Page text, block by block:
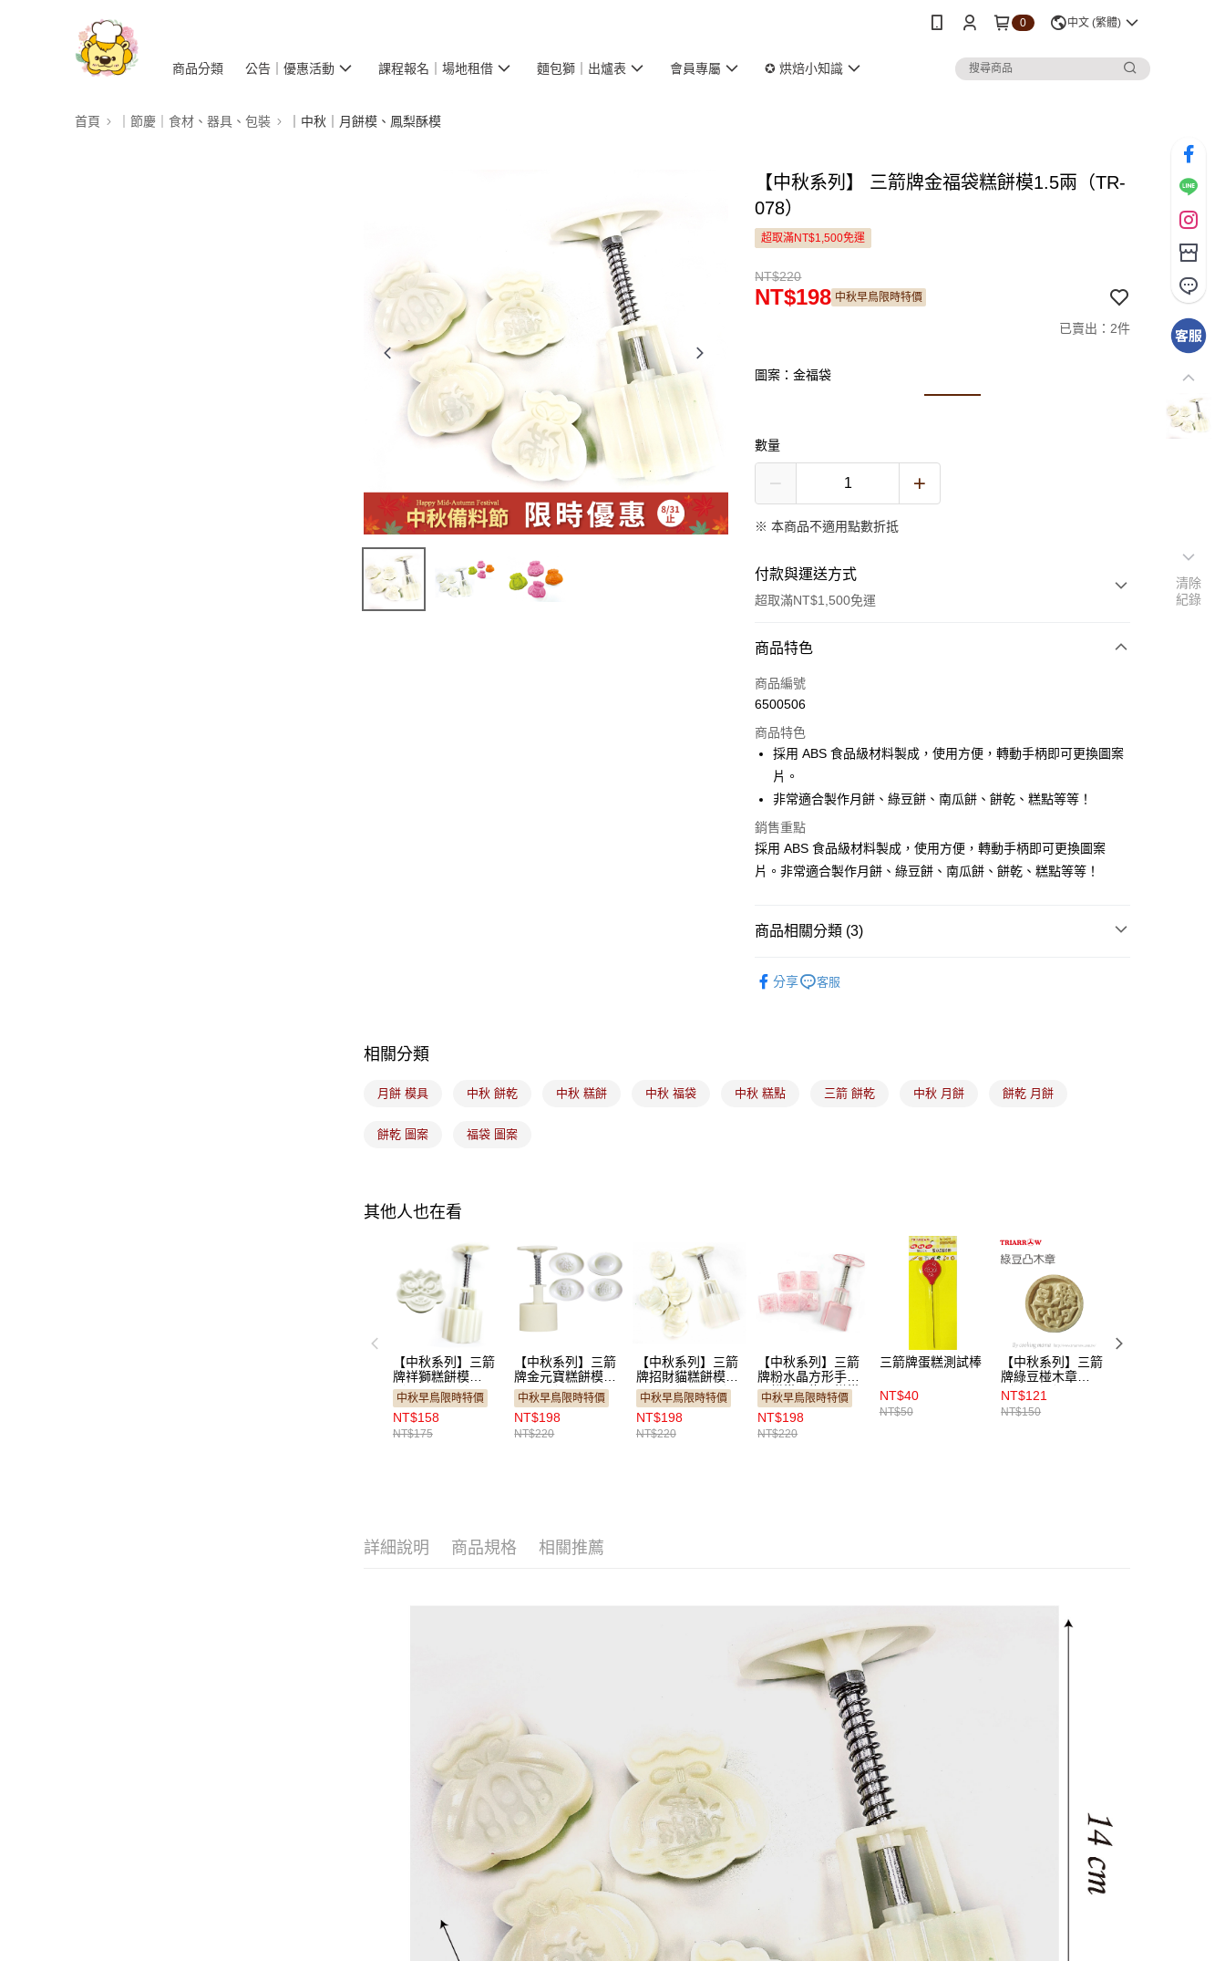
0 中文 (繁體)
商品分類 公告｜優惠活動 課程報名｜場地租借 麵包獅｜出爐表 會員專屬 ✪ 烘焙小知識
首頁 ｜節慶｜食材、器具、包裝 ｜中秋｜月餅模、鳳梨酥模
【中秋系列】 三箭牌金福袋糕餅模1.5兩（TR-
078）
超取滿NT$1,500免運
NT$220
NT$198 中秋早鳥限時特價
已賣出：2件
圖案：金福袋
數量
※ 本商品不適用點數折抵
付款與運送方式
超取滿NT$1,500免運
付款方式
信用卡一次付款
Apple Pay
悠遊付
全盈+PAY
運送方式
7-11取貨(5kg以內，尺寸不超過90cm)
付款後門市自取
商品特色
商品編號
6500506
商品特色
採用 ABS 食品級材料製成，使用方便，轉動手柄即可更換圖案
片。
非常適合製作月餅、綠豆餅、南瓜餅、餅乾、糕點等等！
銷售重點
採用 ABS 食品級材料製成，使用方便，轉動手柄即可更換圖案
片。非常適合製作月餅、綠豆餅、南瓜餅、餅乾、糕點等等！
商品相關分類 (3)
分享 客服
相關分類
月餅 模具 中秋 餅乾 中秋 糕餅 中秋 福袋 中秋 糕點 三箭 餅乾 中秋 月餅 餅乾 月餅
餅乾 圖案 福袋 圖案
其他人也在看
【中秋系列】三箭
牌祥獅糕餅模
（TR-098-2 ）
中秋早鳥限時特價
NT$158
NT$175
【中秋系列】三箭
牌金元寶糕餅模
1.2兩（TR-008-
2）
中秋早鳥限時特價
NT$198
NT$220
【中秋系列】三箭
牌招財貓糕餅模
1.5兩（TR-079）
中秋早鳥限時特價
NT$198
NT$220
【中秋系列】三箭
牌粉水晶方形手工
月餅模／綠豆糕模
兩用0.7兩（TR-
028C-2）
中秋早鳥限時特價
NT$198
NT$220
三箭牌蛋糕測試棒
NT$40
NT$50
【中秋系列】三箭
牌綠豆椪木章
（TR-18 ）
NT$121
NT$150
詳細說明 商品規格 相關推薦
清除
紀錄